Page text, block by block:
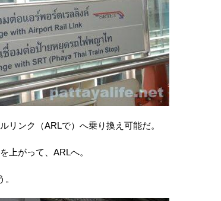
リンク（ARLで）へ乗り換え可能だ。
上がって、ARLへ。